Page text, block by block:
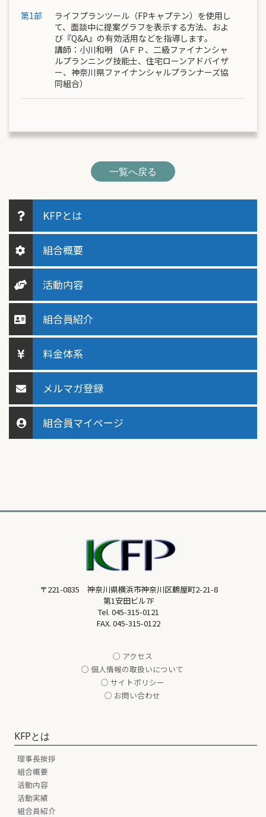
第1部
ライフプランツール（FPキャプテン）を使用し
て、面談中に提案グラフを表示する方法、およ
び『Q&A』の有効活用などを指導します。
講師： 小川和明 （AＦＰ、二級ファイナンシャ
ルプランニング技能士、住宅ローンアドバイザ
ー、神奈川県ファイナンシャルプランナーズ協
同組合）
一覧へ戻る
KFPとは
組合概要
活動内容
組合員紹介
料金体系
メルマガ登録
組合員マイページ
〒221-0835 神奈川県横浜市神奈川区鶴屋町2-21-8
第1安田ビル7F
Tel. 045-315-0121
FAX. 045-315-0122
○ アクセス
○ 個人情報の取扱いについて
○ サイトポリシー
○ お問い合わせ
KFPとは
理事長挨拶
組合概要
活動内容
活動実績
組合員紹介